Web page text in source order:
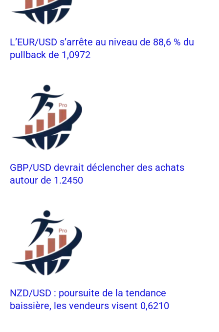
L’EUR/USD s’arrête au niveau de 88,6 % du
pullback de 1,0972
GBP/USD devrait déclencher des achats
autour de 1.2450
NZD/USD : poursuite de la tendance
baissière, les vendeurs visent 0,6210